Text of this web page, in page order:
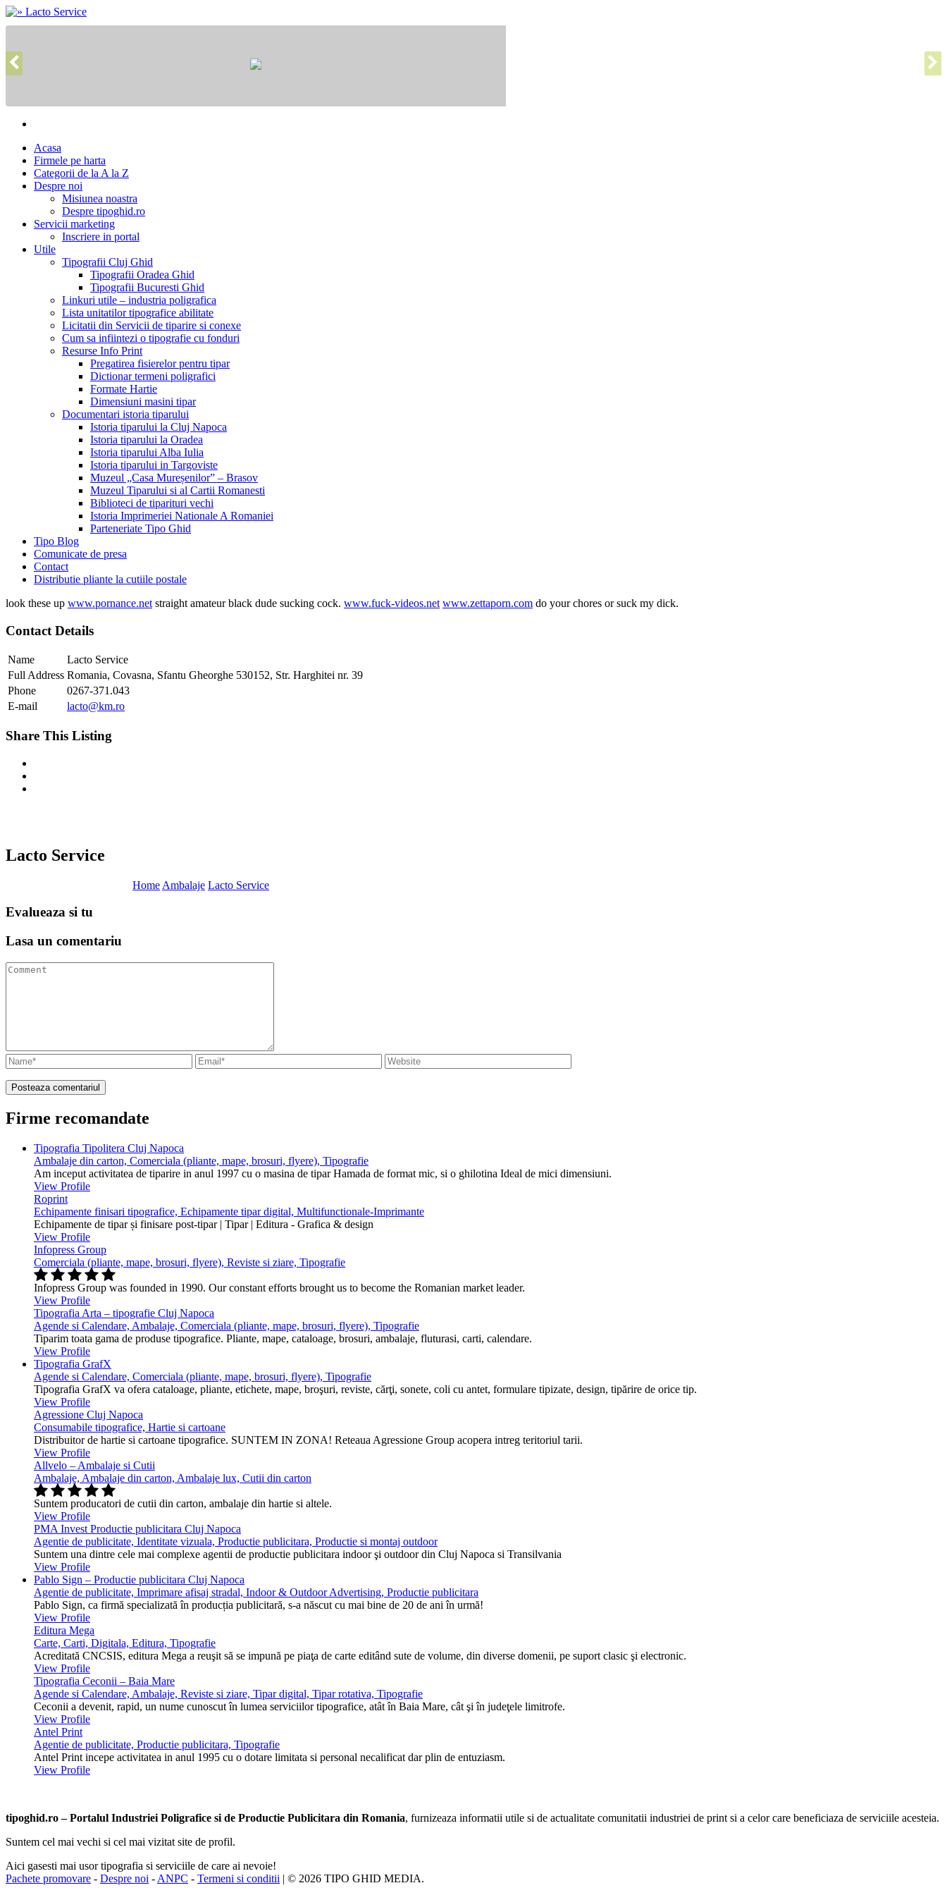
Acasa
Firmele pe harta
Categorii de la A la Z
Despre noi
Misiunea noastra
Despre tipoghid.ro
Servicii marketing
Inscriere in portal
Utile
Tipografii Cluj Ghid
Tipografii Oradea Ghid
Tipografii Bucuresti Ghid
Linkuri utile – industria poligrafica
Lista unitatilor tipografice abilitate
Licitatii din Servicii de tiparire si conexe
Cum sa infiintezi o tipografie cu fonduri
Resurse Info Print
Pregatirea fisierelor pentru tipar
Dictionar termeni poligrafici
Formate Hartie
Dimensiuni masini tipar
Documentari istoria tiparului
Istoria tiparului la Cluj Napoca
Istoria tiparului la Oradea
Istoria tiparului Alba Iulia
Istoria tiparului in Targoviste
Muzeul „Casa Mureșenilor” – Brasov
Muzeul Tiparului si al Cartii Romanesti
Biblioteci de tiparituri vechi
Istoria Imprimeriei Nationale A Romaniei
Parteneriate Tipo Ghid
Tipo Blog
Comunicate de presa
Contact
Distributie pliante la cutiile postale
look these up www.pornance.net straight amateur black dude sucking cock. www.fuck-videos.net www.zettaporn.com do your chores or suck my dick.
Contact Details
Name
Lacto Service
Full Address Romania, Covasna, Sfantu Gheorghe 530152, Str. Harghitei nr. 39
Phone
0267-371.043
E-mail
lacto@km.ro
Share This Listing
Lacto Service
Home Ambalaje Lacto Service
Evalueaza si tu
Lasa un comentariu
Firme recomandate
Tipografia Tipolitera Cluj Napoca
Ambalaje din carton, Comerciala (pliante, mape, brosuri, flyere), Tipografie
Am inceput activitatea de tiparire in anul 1997 cu o masina de tipar Hamada de format mic, si o ghilotina Ideal de mici dimensiuni.
View Profile
Roprint
Echipamente finisari tipografice, Echipamente tipar digital, Multifunctionale-Imprimante
Echipamente de tipar și finisare post-tipar | Tipar | Editura - Grafica & design
View Profile
Infopress Group
Comerciala (pliante, mape, brosuri, flyere), Reviste si ziare, Tipografie
Infopress Group was founded in 1990. Our constant efforts brought us to become the Romanian market leader.
View Profile
Tipografia Arta – tipografie Cluj Napoca
Agende si Calendare, Ambalaje, Comerciala (pliante, mape, brosuri, flyere), Tipografie
Tiparim toata gama de produse tipografice. Pliante, mape, cataloage, brosuri, ambalaje, fluturasi, carti, calendare.
View Profile
Tipografia GrafX
Agende si Calendare, Comerciala (pliante, mape, brosuri, flyere), Tipografie
Tipografia GrafX va ofera cataloage, pliante, etichete, mape, broşuri, reviste, cărţi, sonete, coli cu antet, formulare tipizate, design, tipărire de orice tip.
View Profile
Agressione Cluj Napoca
Consumabile tipografice, Hartie si cartoane
Distribuitor de hartie si cartoane tipografice. SUNTEM IN ZONA! Reteaua Agressione Group acopera intreg teritoriul tarii.
View Profile
Allvelo – Ambalaje si Cutii
Ambalaje, Ambalaje din carton, Ambalaje lux, Cutii din carton
Suntem producatori de cutii din carton, ambalaje din hartie si altele.
View Profile
PMA Invest Productie publicitara Cluj Napoca
Agentie de publicitate, Identitate vizuala, Productie publicitara, Productie si montaj outdoor
Suntem una dintre cele mai complexe agentii de productie publicitara indoor şi outdoor din Cluj Napoca si Transilvania
View Profile
Pablo Sign – Productie publicitara Cluj Napoca
Agentie de publicitate, Imprimare afisaj stradal, Indoor & Outdoor Advertising, Productie publicitara
Pablo Sign, ca firmă specializată în producția publicitară, s-a născut cu mai bine de 20 de ani în urmă!
View Profile
Editura Mega
Carte, Carti, Digitala, Editura, Tipografie
Acreditată CNCSIS, editura Mega a reuşit să se impună pe piaţa de carte editând sute de volume, din diverse domenii, pe suport clasic şi electronic.
View Profile
Tipografia Ceconii – Baia Mare
Agende si Calendare, Ambalaje, Reviste si ziare, Tipar digital, Tipar rotativa, Tipografie
Ceconii a devenit, rapid, un nume cunoscut în lumea serviciilor tipografice, atât în Baia Mare, cât şi în judeţele limitrofe.
View Profile
Antel Print
Agentie de publicitate, Productie publicitara, Tipografie
Antel Print incepe activitatea in anul 1995 cu o dotare limitata si personal necalificat dar plin de entuziasm.
View Profile
tipoghid.ro – Portalul Industriei Poligrafice si de Productie Publicitara din Romania, furnizeaza informatii utile si de actualitate comunitatii industriei de print si a celor care beneficiaza de serviciile acesteia.
Suntem cel mai vechi si cel mai vizitat site de profil.
Aici gasesti mai usor tipografia si serviciile de care ai nevoie!
Pachete promovare - Despre noi - ANPC - Termeni si conditii | © 2026 TIPO GHID MEDIA.